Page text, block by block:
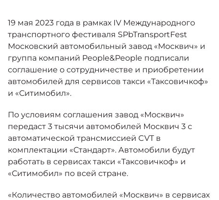
от 2 237 000 ₽*
Москвич 3 с ручным
управлением (РУ)
от 2 069 000 ₽*
Москвич 8
Практичный семиместный
кроссовер
от 3 125 000 ₽*
Кредитные программы
Спецпредложения
Страховые программы
Моторное масло
СЕРВИСНЫЕ АКЦИИ
АКСЕССУАРЫ
КОНТАКТЫ
19 мая 2023 года в рамках IV Международного
транспортного фестиваля SPbTransportFest
Московский автомобильный завод «Москвич» и
группа компаний People&People подписали
соглашение о сотрудничестве и приобретении
автомобилей для сервисов такси «Таксовичкоф»
и «Ситимобил».
По условиям соглашения завод «Москвич»
передаст 3 тысячи автомобилей Москвич 3 с
автоматической трансмиссией CVT в
комплектации «Стандарт». Автомобили будут
работать в сервисах такси «Таксовичкоф» и
«Ситимобил» по всей стране.
«Количество автомобилей «Москвич» в сервисах